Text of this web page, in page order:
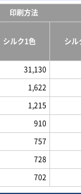
印刷方法
シルク1色 シル
31,130
1,622
1,215
910
757
728
702